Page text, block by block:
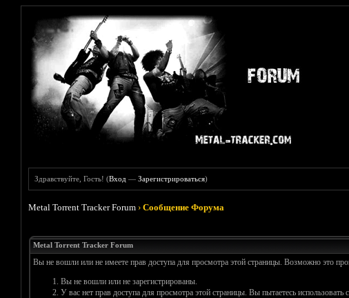
Здравствуйте, Гость! (Вход —Зарегистрироваться)
Metal Torrent Tracker Forum ›Сообщение Форума
Metal Torrent Tracker Forum
Вы не вошли или не имеете прав доступа для просмотра этой страницы. Возможно это
Вы не вошли или не зарегистрированы.
У вас нет прав доступа для просмотра этой страницы. Вы пытаетесь